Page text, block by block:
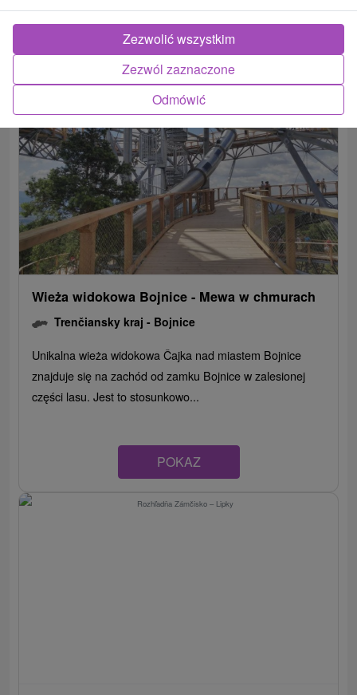
Wsie i miasta
Unín(1) Bojnice(1)
Wieża widokowa Bojnice - Mewa w chmurach
Trenčiansky kraj - Bojnice
Unikalna wieża widokowa Čajka nad miastem Bojnice
znajduje się na zachód od zamku Bojnice w zalesionej
części lasu. Jest to stosunkowo...
POKAZ
Odmówić
Zezwól zaznaczone
Zezwolić wszystkim